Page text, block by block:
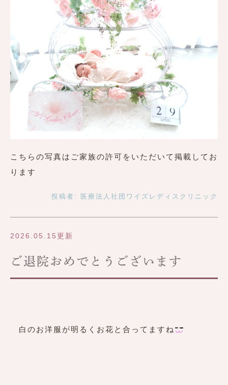
こちらの写真はご家族の許可をいただいて掲載してお
ります
投稿者: 医療法人社団ワイズレディスクリニック
2026.05.15更新
ご退院おめでとうございます
白のお洋服が明るくお花と合ってますね